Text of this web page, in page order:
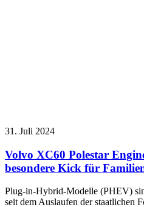
31. Juli 2024
Volvo XC60 Polestar
besondere Kick für
Plug-in-Hybrid-Modelle (PHEV)
seit dem Auslaufen der staatlichen